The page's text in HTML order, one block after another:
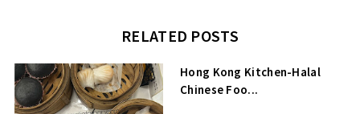
RELATED POSTS
Hong Kong Kitchen-Halal
Chinese Foo...